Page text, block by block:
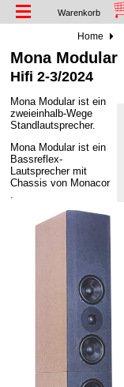
Warenkorb
Home
Mona Modular
Hifi 2-3/2024
Mona Modular ist ein
zweieinhalb-Wege
Standlautsprecher.
Mona Modular ist ein
Bassreflex-
Lautsprecher mit
Chassis von Monacor
.